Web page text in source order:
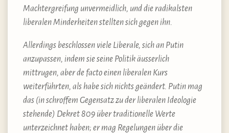
Machtergreifung unvermeidlich, und die radikalsten
liberalen Minderheiten stellten sich gegen ihn.
Allerdings beschlossen viele Liberale, sich an Putin
anzupassen, indem sie seine Politik äusserlich
mittrugen, aber de facto einen liberalen Kurs
weiterführten, als habe sich nichts geändert. Putin mag
das (in schroffem Gegensatz zu der liberalen Ideologie
stehende) Dekret 809 über traditionelle Werte
unterzeichnet haben; er mag Regelungen über die